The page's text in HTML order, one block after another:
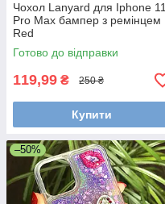
Чохол Lanyard для Iphone 11
Pro Max бампер з ремінцем
Red
Готово до відправки
119,99 ₴ 250 ₴
Купити
–50%